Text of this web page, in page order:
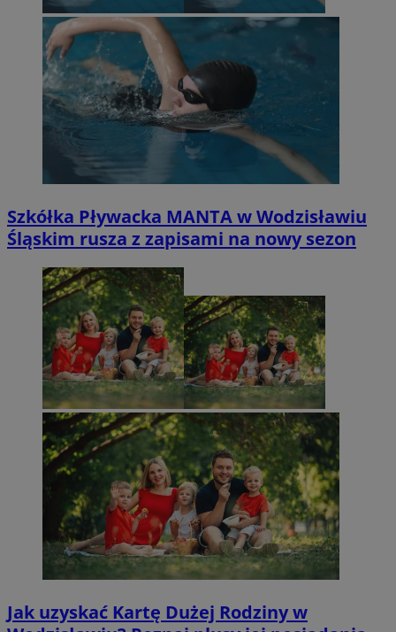
Szkółka Pływacka MANTA w Wodzisławiu
Śląskim rusza z zapisami na nowy sezon
Jak uzyskać Kartę Dużej Rodziny w